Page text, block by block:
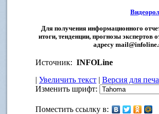
Для получения информационного
итоги, тенденции, прогнозы
адресу
Источник: INFOLine
| Увеличить текст | Версия для
Изменить шрифт:
Поместить ссылку в: